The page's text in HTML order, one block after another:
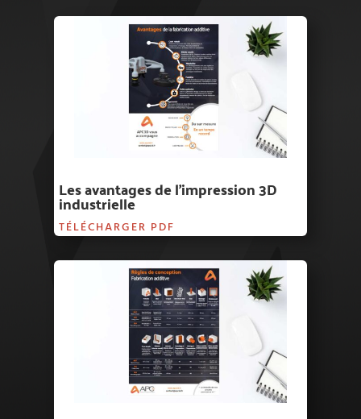
Les avantages de l'impression 3D
industrielle
TÉLÉCHARGER PDF